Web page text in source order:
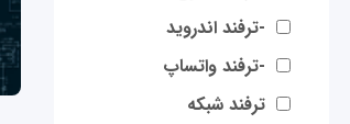
-ترفند اندروید
-ترفند واتساپ
ترفند شبکه